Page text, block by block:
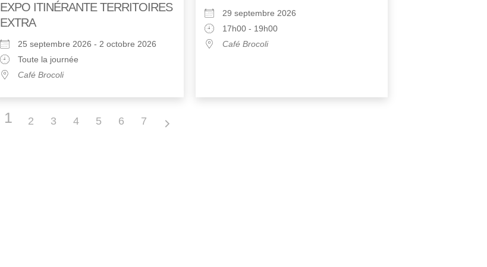
EXPO ITINÉRANTE TERRITOIRES
EXTRA
25 septembre 2026 - 2 octobre 2026
Toute la journée
Café Brocoli
29 septembre 2026
17h00 - 19h00
Café Brocoli
1 2 3 4 5 6 7